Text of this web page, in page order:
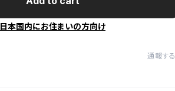
日本国内にお住まいの方向け
通報する